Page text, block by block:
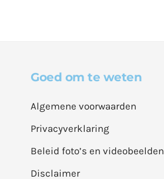
Goed om te weten
Algemene voorwaarden
Privacyverklaring
Beleid foto’s en videobeelden
Disclaimer